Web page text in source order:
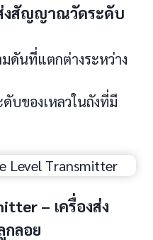
งสัญญาณวัดระดับ
ดันที่แตกต่างระหว่าง
บของเหลวในถังที่มี
– เครื่องส่ง
ลอย